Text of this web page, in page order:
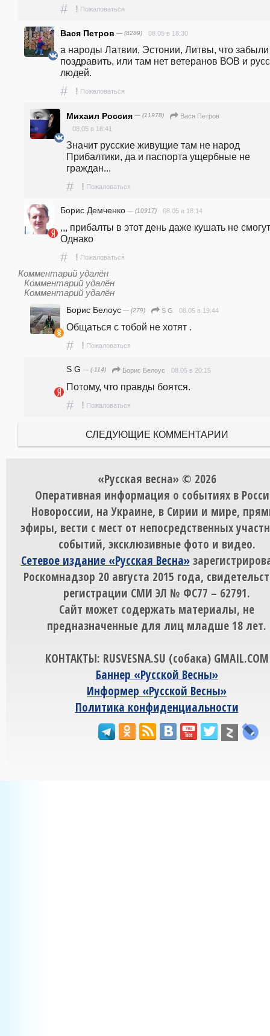
# ! Пожаловаться
Вася Петров — (8289) 08.05 в 18:30
а народы Латвии, Эстонии, Литвы, что забыли
поздравить, или там нет ветеранов ВОВ и
людей.
# ! Пожаловаться
Михаил Россия — (11978)
Вася Петров
08.05 в 18:41
Значит русские живущие там не народ
Прибалтики, да и паспорта ущербные не
граждан...
# ! Пожаловаться
Борис Демченко — (10917) 08.05 в 18:14
,,, прибалты в этот день даже кушать не
Однако
# ! Пожаловаться
Комментарий удалён
Комментарий удалён
Комментарий удалён
Борис Белоус — (279) S G 08.05 в 19:44
Общаться с тобой не хотят .
# ! Пожаловаться
S G — (-114) Борис Белоус 08.05 в 20:15
Потому, что правды боятся.
# ! Пожаловаться
СЛЕДУЮЩИЕ КОММЕНТАРИИ
«Русская весна» © 2026
Оперативная информация о событиях в
Новороссии, на Украине, в Сирии и мире,
эфиры, вести с мест от непосредственных
событий, эксклюзивные фото и видео.
Сетевое издание «Русская Весна»
Роскомнадзор 20 августа 2015 года,
регистрации СМИ ЭЛ № ФС77 – 62791.
Сайт может содержать материалы, не
предназначенные для лиц младше 18 лет.
КОНТАКТЫ: RUSVESNA.SU (собака) GMAIL.COM
Баннер «Русской Весны»
Информер «Русской Весны»
Политика конфиденциальности